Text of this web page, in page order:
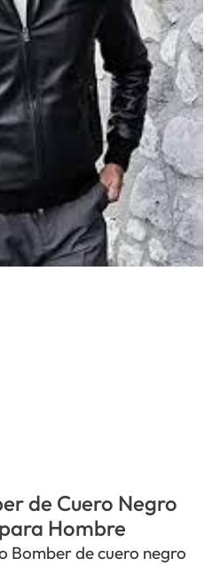
de Cuero Negro
Hombre
Bomber de cuero negro